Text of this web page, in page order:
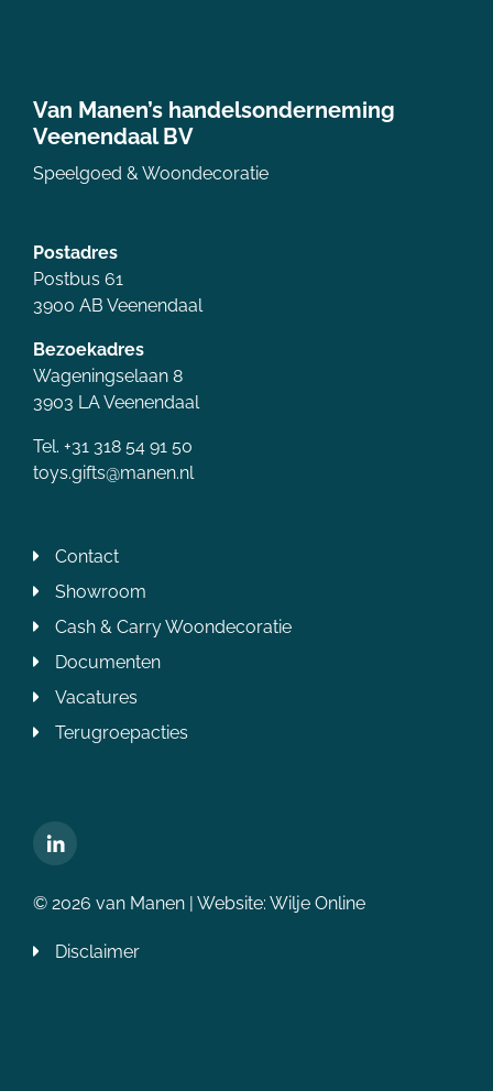
Van Manen’s handelsonderneming
Veenendaal BV
Speelgoed & Woondecoratie
Postadres
Postbus 61
3900 AB Veenendaal
Bezoekadres
Wageningselaan 8
3903 LA Veenendaal
Tel. +31 318 54 91 50
toys.gifts@manen.nl
Contact
Showroom
Cash & Carry Woondecoratie
Documenten
Vacatures
Terugroepacties
© 2026 van Manen | Website: Wilje Online
Disclaimer